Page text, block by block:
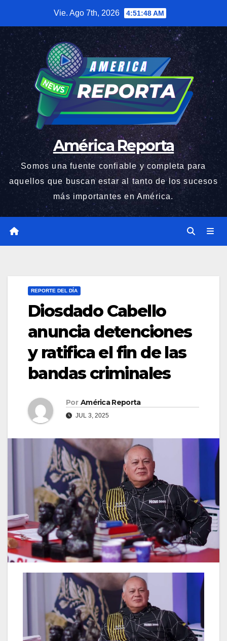
contenido
Vie. Ago 7th, 2026 4:51:49 AM
América Reporta
Somos una fuente confiable y completa para
aquellos que buscan estar al tanto de los sucesos
más importantes en América.
REPORTE DEL DÍA
Diosdado Cabello
anuncia detenciones
y ratifica el fin de las
bandas criminales
Por América Reporta
JUL 3, 2025